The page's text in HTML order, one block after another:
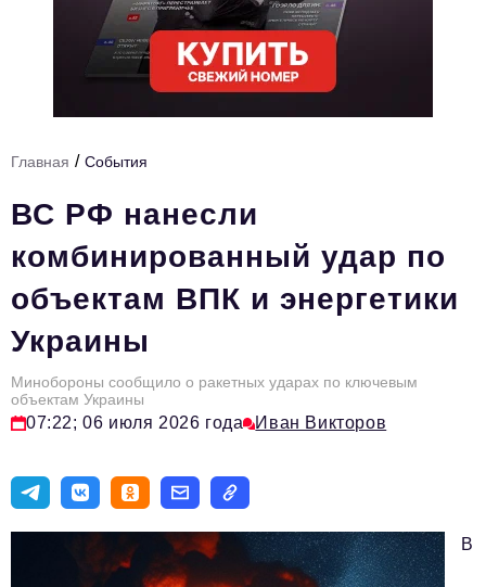
Ниши и рынки
Технологии и тренды
HR
Персона номера
Юридический практикум
Стиль жизни
Туризм
Импортозамещение
Эксперты
Авторские материалы
Главная / События
ВС РФ нанесли
комбинированный удар по
объектам ВПК и энергетики
Украины
Минобороны сообщило о ракетных ударах по ключевым
объектам Украины
07:22; 06 июля 2026 года Иван Викторов
В